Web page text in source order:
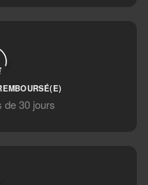
de 30 jours